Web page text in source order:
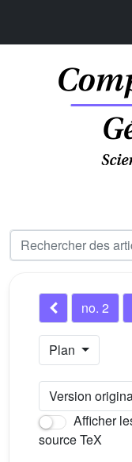
no. 2
Plan
Version
Afficher
source TeX